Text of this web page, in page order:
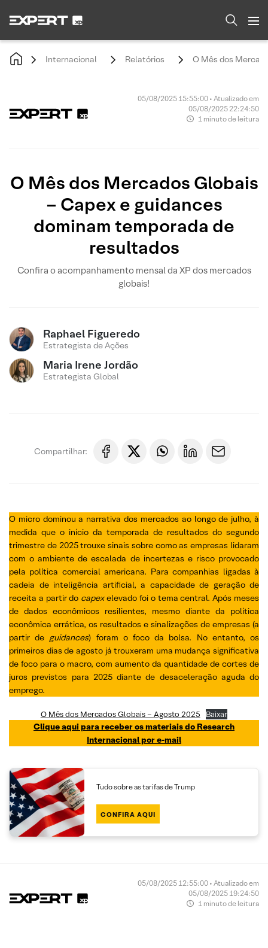
Internacional Relatórios O Mês dos
05/08/2025 15:55:00 • Atualizado em
05/08/2025 22:24:50
1 minuto de leitura
O Mês dos Mercados Globais
– Capex e guidances
dominam temporada de
resultados
Confira o acompanhamento mensal da XP dos mercados
globais!
Raphael Figueredo
Estrategista de Ações
Maria Irene Jordão
Estrategista Global
Compartilhar:
O micro dominou a narrativa dos mercados ao longo de julho, à
medida que o início da temporada de resultados do segundo
trimestre de 2025 trouxe sinais sobre como as empresas lidaram
com o ambiente de escalada de incertezas e risco provocado
pela política comercial americana. Para companhias ligadas à
cadeia de inteligência artificial, a capacidade de geração de
receita a partir do capexelevado foi o tema central. Após meses
de dados econômicos resilientes, mesmo diante da política
econômica errática, os resultados e sinalizações de empresas (a
partir de guidances) foram o foco da bolsa. No entanto, os
primeiros dias de agosto já trouxeram uma mudança significativa
de foco para o macro, com aumento da quantidade de cortes de
juros previstos para 2025 diante de desaceleração aguda do
emprego.
O Mês dos Mercados Globais – Agosto 2025 Baixar
Clique aqui para receber os materiais do Research
Internacional por e-mail
Tudo sobre as tarifas de Trump
CONFIRA AQUI
05/08/2025 12:55:00 • Atualizado em
05/08/2025 19:24:50
1 minuto de leitura